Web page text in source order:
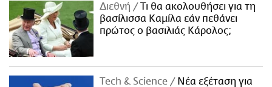
Διεθνή
Τι θα ακολουθήσει για τη
βασίλισσα Καμίλα εάν πεθάνει
πρώτος ο βασιλιάς Κάρολος;
Τech & Science Νέα εξέταση για